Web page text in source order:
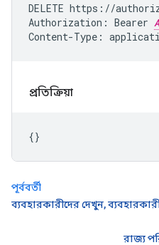
DELETE https://
Authorization: Bearer
Content-Type:
প্রতিক্রিয়া
{}
পূর্ববর্তী
ব্যবহারকারীদের দেখুন,
রাজ্য